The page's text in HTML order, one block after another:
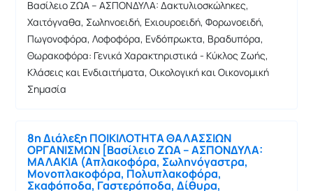
Βασίλειο ΖΩΑ – ΑΣΠΟΝΔΥΛΑ: Δακτυλιοσκώληκες,
Χαιτόγναθα, Σωληνοειδή, Εχιουροειδή, Φορωνοειδή,
Πωγονοφόρα, Λοφοφόρα, Ενδόπρωκτα, Βραδυπόρα,
Θωρακοφόρα: Γενικά Χαρακτηριστικά - Κύκλος Ζωής,
Κλάσεις και Ενδιαιτήματα, Οικολογική και Οικονομική
Σημασία
8η Διάλεξη ΠΟΙΚΙΛΟΤΗΤΑ ΘΑΛΑΣΣΙΩΝ
ΟΡΓΑΝΙΣΜΩΝ [Βασίλειο ΖΩΑ – ΑΣΠΟΝΔΥΛΑ:
ΜΑΛΑΚΙΑ (Απλακοφόρα, Σωληνόγαστρα,
Μονοπλακοφόρα, Πολυπλακοφόρα,
Σκαφόποδα, Γαστερόποδα, Δίθυρα,